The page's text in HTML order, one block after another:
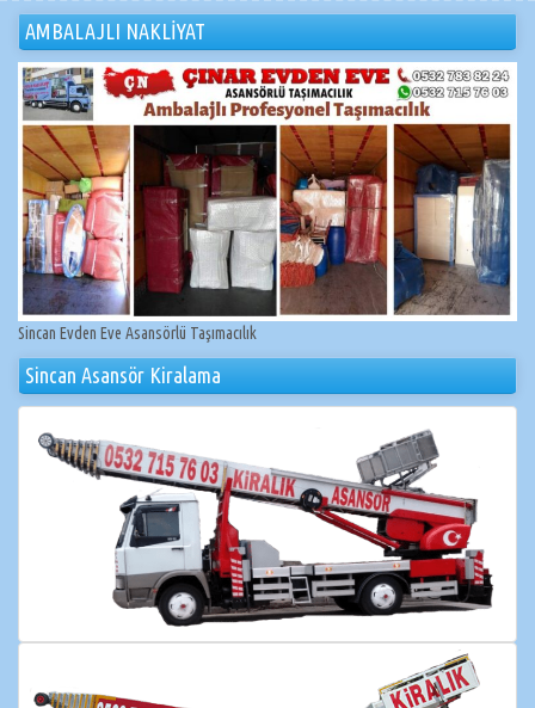
AMBALAJLI NAKLİYAT
Sincan Evden Eve Asansörlü Taşımacılık
Sincan Asansör Kiralama